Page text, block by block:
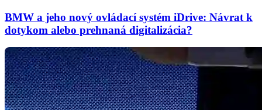
BMW a jeho nový ovládací systém iDrive: Návrat k
dotykom alebo prehnaná digitalizácia?